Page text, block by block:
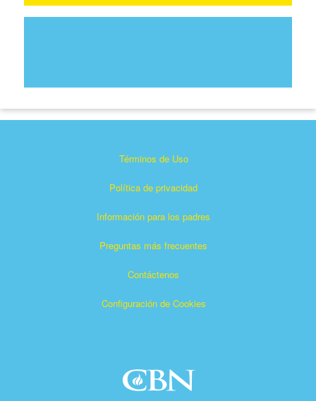
Términos de Uso
Política de privacidad
Información para los padres
Preguntas más frecuentes
Contáctenos
Configuración de Cookies